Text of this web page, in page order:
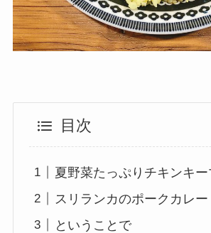
目次
夏野菜たっぷりチキンキ
スリランカのポークカレー
ということで